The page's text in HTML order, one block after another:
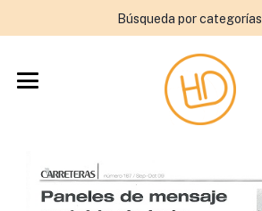
Búsqueda por categorías